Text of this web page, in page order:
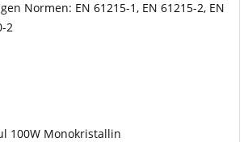
Normen: EN 61215-1, EN 61215-2, EN
2
100W Monokristallin